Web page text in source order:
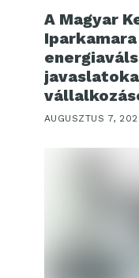
A Magyar
Iparkamara
AUGUSZTUS 7,